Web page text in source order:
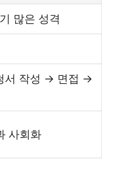
많은 성격
서 작성 → 면접 →
사회화